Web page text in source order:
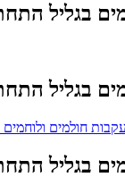
בגליל
בגליל
בגליל